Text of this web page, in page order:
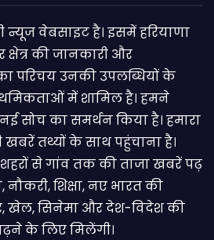
न्यूज वेबसाइट है। इसमें हरियाणा
की जानकारी और
का परिचय उनकी उपलब्धियों के
में शामिल है। हमने
सोच का समर्थन किया है। हमारा
तथ्यों के साथ पहुंचाना है।
से गांव तक की ताजा खबरें पढ़
शिक्षा, नए भारत की
खेल, सिनेमा और देश-विदेश की
के लिए मिलेंगी।